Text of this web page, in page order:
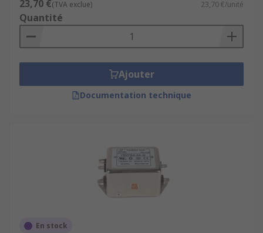
23,70 €(TVA exclue) 23,70 €/unité
Quantité
Ajouter
Documentation technique
En stock